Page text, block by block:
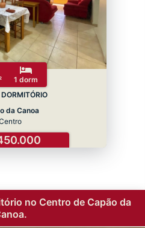
1 dorm
da Canoa
no Centro de Capão da